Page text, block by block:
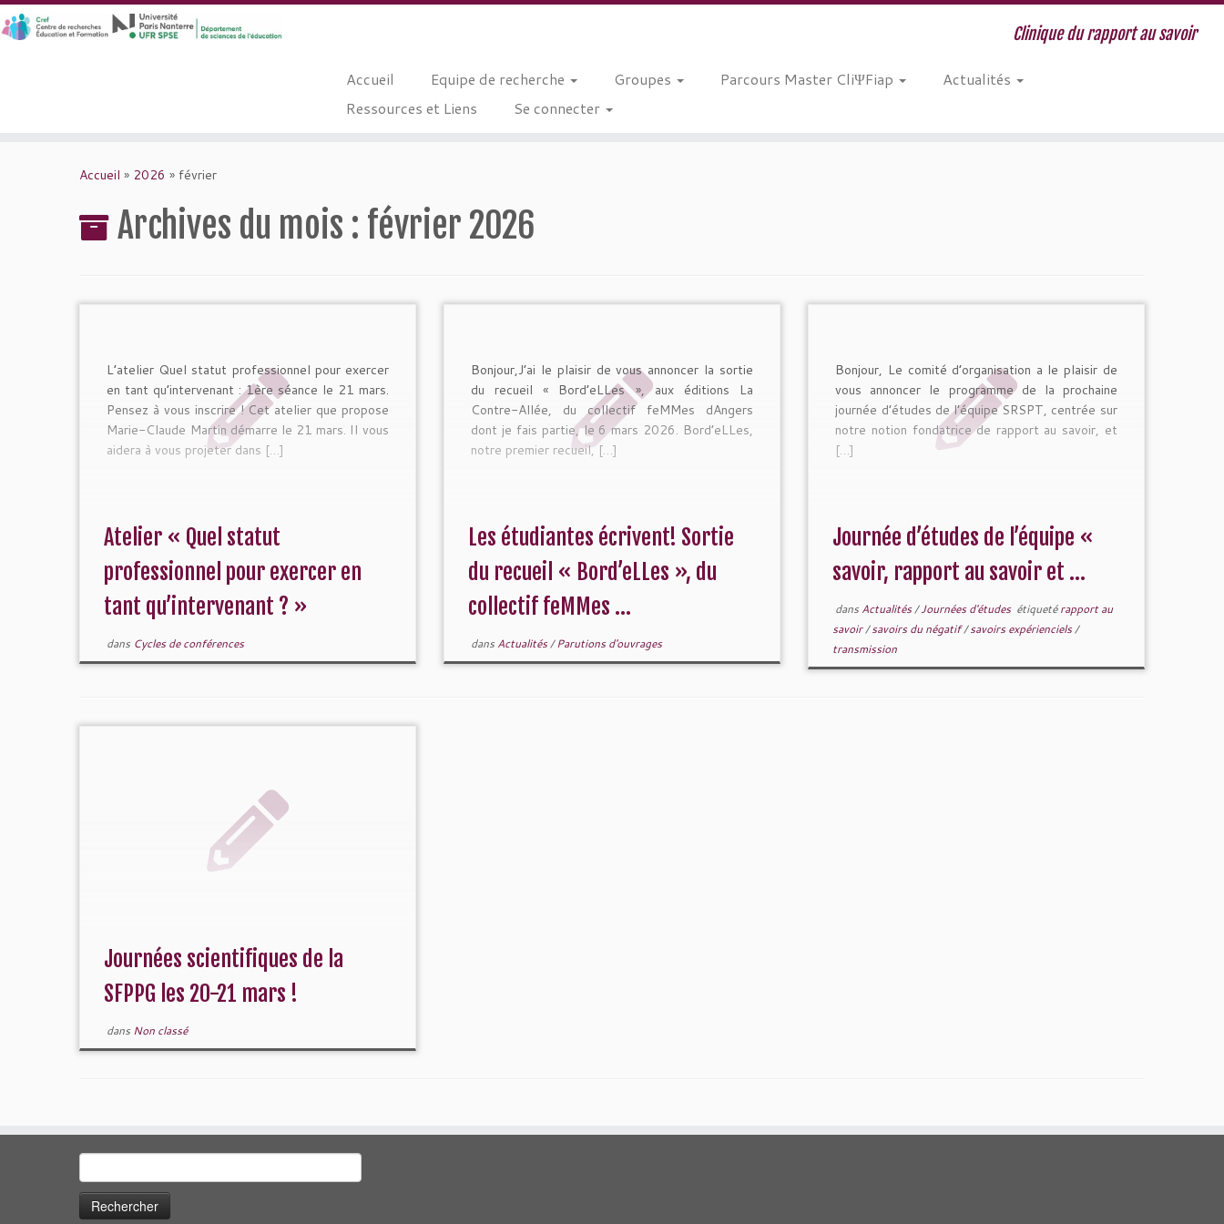
Clinique du rapport au savoir
Accueil Equipe de recherche Groupes Parcours Master CliΨFiap
Actualités
Ressources et Liens
Se connecter
Accueil » 2026 » février
Archives du mois : février 2026
L’atelier Quel statut professionnel pour exercer
en tant qu’intervenant : 1ère séance le 21 mars.
Pensez à vous inscrire ! Cet atelier que propose
Marie-Claude Martin démarre le 21 mars. Il vous
aidera à vous projeter dans […]
Atelier « Quel statut
professionnel pour exercer en
tant qu’intervenant ? »
dans Cycles de conférences
Bonjour,J’ai le plaisir de vous annoncer la sortie
du recueil « Bord’eLLes », aux éditions La
Contre-Allée, du collectif feMMes dAngers
dont je fais partie, le 6 mars 2026. Bord’eLLes,
notre premier recueil, […]
Les étudiantes écrivent! Sortie
du recueil « Bord’eLLes », du
collectif feMMes ...
dans Actualités/Parutions d'ouvrages
Bonjour, Le comité d’organisation a le plaisir de
vous annoncer le programme de la prochaine
journée d’études de l’équipe SRSPT, centrée sur
notre notion fondatrice de rapport au savoir, et
[…]
Journée d’études de l’équipe «
savoir, rapport au savoir et ...
dans Actualités/Journées d'études étiquetérapport au
savoir/savoirs du négatif/savoirs expérienciels/
transmission
Journées scientifiques de la
SFPPG les 20-21 mars !
dans Non classé